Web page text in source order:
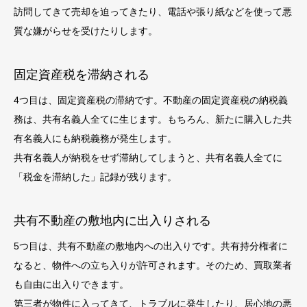
訪問してきて売却を迫ってきたり、電話や張り紙などを使って悪
質な嫌がらせを受けたりします。
固定資産税を滞納される
4つ目は、固定資産税の滞納です。不動産の固定資産税の納税義
務は、共有名義人全てに生じます。もちろん、新たに購入した共
有名義人にも納税義務が発生します。
共有名義人が納税をせず滞納してしまうと、共有名義人全てに
「税金を滞納した」 記録が残ります。
共有不動産の敷地内に出入りされる
5つ目は、共有不動産の敷地内への出入りです。共有持分権者に
なると、物件への立ち入りが許可されます。そのため、買取業者
も自由に出入りできます。
第三者が物件に入ってきて、トラブルに発生したり、居心地の悪